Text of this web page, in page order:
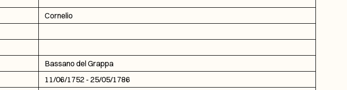
Cornelio
Bassano del Grappa
11/06/1752 - 25/05/1786